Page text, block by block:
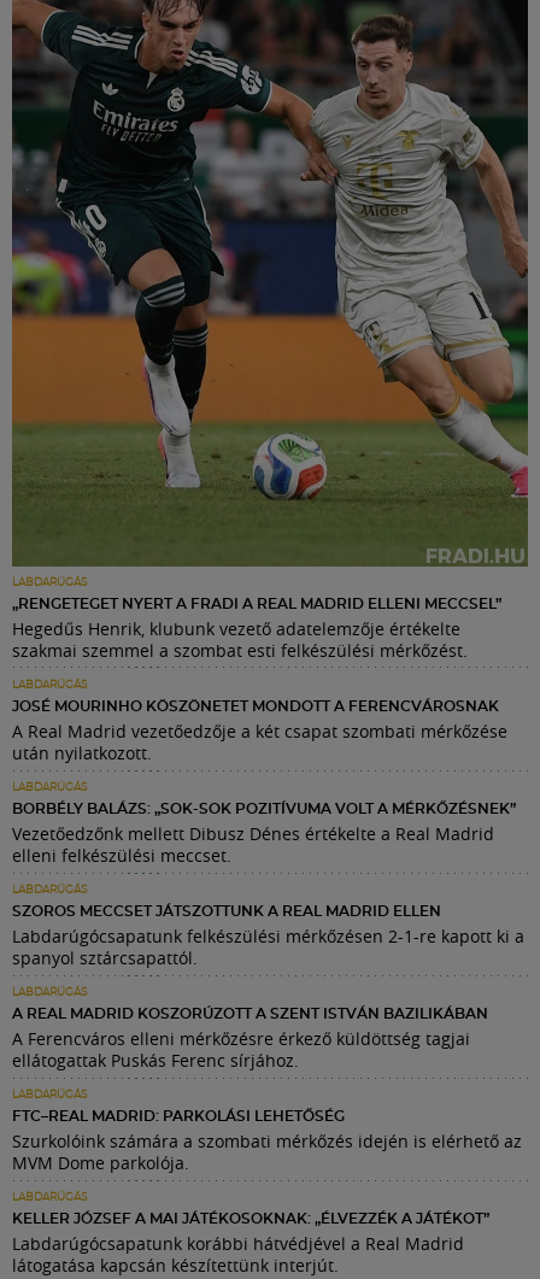
LABDARÚGÁS
„RENGETEGET NYERT A FRADI A REAL MADRID ELLENI MECCSEL”
Hegedűs Henrik, klubunk vezető adatelemzője értékelte
szakmai szemmel a szombat esti felkészülési mérkőzést.
LABDARÚGÁS
JOSÉ MOURINHO KÖSZÖNETET MONDOTT A FERENCVÁROSNAK
A Real Madrid vezetőedzője a két csapat szombati mérkőzése
után nyilatkozott.
LABDARÚGÁS
BORBÉLY BALÁZS: „SOK-SOK POZITÍVUMA VOLT A MÉRKŐZÉSNEK”
Vezetőedzőnk mellett Dibusz Dénes értékelte a Real Madrid
elleni felkészülési meccset.
LABDARÚGÁS
SZOROS MECCSET JÁTSZOTTUNK A REAL MADRID ELLEN
Labdarúgócsapatunk felkészülési mérkőzésen 2-1-re kapott ki a
spanyol sztárcsapattól.
LABDARÚGÁS
A REAL MADRID KOSZORÚZOTT A SZENT ISTVÁN BAZILIKÁBAN
A Ferencváros elleni mérkőzésre érkező küldöttség tagjai
ellátogattak Puskás Ferenc sírjához.
LABDARÚGÁS
FTC–REAL MADRID: PARKOLÁSI LEHETŐSÉG
Szurkolóink számára a szombati mérkőzés idején is elérhető az
MVM Dome parkolója.
LABDARÚGÁS
KELLER JÓZSEF A MAI JÁTÉKOSOKNAK: „ÉLVEZZÉK A JÁTÉKOT”
Labdarúgócsapatunk korábbi hátvédjével a Real Madrid
látogatása kapcsán készítettünk interjút.